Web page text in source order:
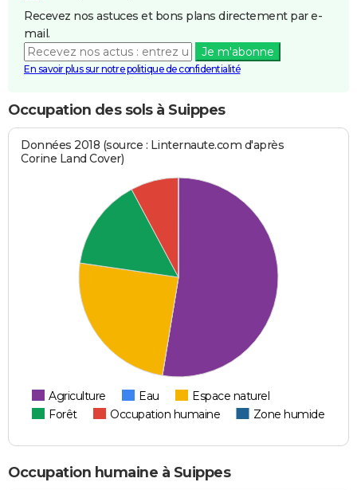
Recevez nos astuces et bons plans directement par e-
mail.
Je m'abonne
En savoir plus sur notre politique de confidentialité
Occupation des sols à Suippes
Données 2018 (source : Linternaute.com d'après
Corine Land Cover)
Agriculture Eau
Espace naturel
Forêt
Occupation humaine Zone humide
Occupation humaine à Suippes